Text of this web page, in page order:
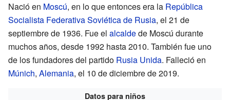
Nació en Moscú, en lo que entonces era la República
Socialista Federativa Soviética de Rusia, el 21 de
septiembre de 1936. Fue el alcaldede Moscú durante
muchos años, desde 1992 hasta 2010. También fue uno
de los fundadores del partido Rusia Unida. Falleció en
Múnich, Alemania, el 10 de diciembre de 2019.
Datos para niños